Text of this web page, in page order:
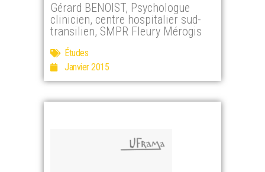
Gérard BENOIST, Psychologue
clinicien, centre hospitalier sud-
transilien, SMPR Fleury Mérogis
Études
Janvier 2015